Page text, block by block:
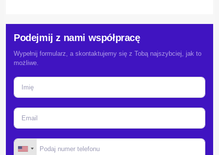
Podejmij z nami współpracę
Wypełnij formularz, a skontaktujemy się z Tobą najszybciej, jak to
możliwe.